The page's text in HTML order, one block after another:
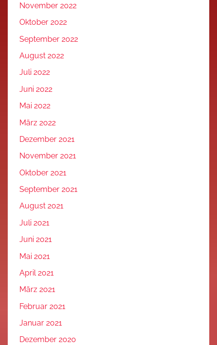
November 2022
Oktober 2022
September 2022
August 2022
Juli 2022
Juni 2022
Mai 2022
März 2022
Dezember 2021
November 2021
Oktober 2021
September 2021
August 2021
Juli 2021
Juni 2021
Mai 2021
April 2021
März 2021
Februar 2021
Januar 2021
Dezember 2020